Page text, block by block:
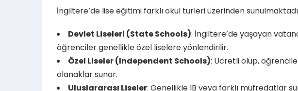
İngiltere’de lise eğitimi farklı okul türleri üzerinden
Devlet Liseleri (State Schools): İngiltere’de yaşayan
öğrenciler genellikle özel liselere yönlendirilir.
Özel Liseler (Independent Schools): Ücretli olup,
olanaklar sunar.
Uluslararası Liseler: Genellikle IB veya farklı müfredatlar